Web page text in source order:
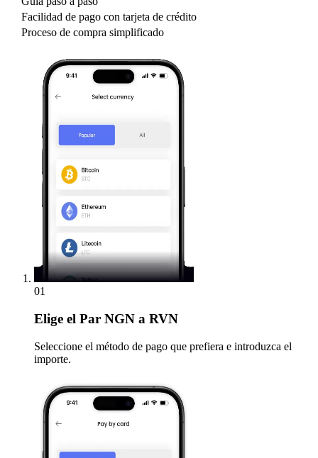
Facilidad de pago con tarjeta de crédito
Proceso de compra simplificado
01
Elige el Par NGN a RVN
Seleccione el método de pago que prefiera e introduzca el
importe.